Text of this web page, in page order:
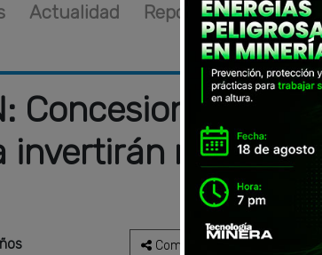
Actualidad Reportajes
Concesionarias
invertirán más de
Compartir